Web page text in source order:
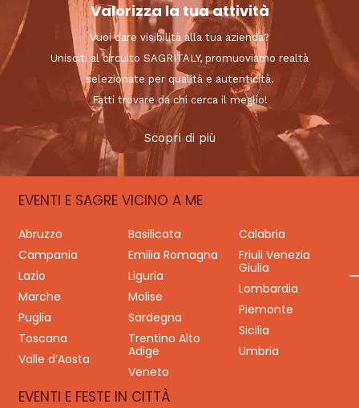
Valorizza la tua attività
Vuoi dare visibilità alla tua azienda?
Unisciti al circuito SAGRITALY, promuoviamo realtà
selezionate per qualità e autenticità.
Fatti trovare da chi cerca il meglio!
Scopri di più
EVENTI E SAGRE VICINO A ME
Abruzzo Basilicata
Calabria
Campania
Emilia Romagna
Friuli Venezia
Giulia
Lazio
Liguria
Lombardia
Marche
Molise
Piemonte
Puglia
Sardegna
Sicilia
Toscana
Trentino Alto
Adige
Umbria
Valle d’Aosta
Veneto
EVENTI E FESTE IN CITTÀ